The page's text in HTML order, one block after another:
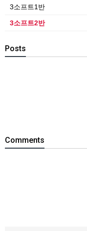
3소프트1반
3소프트2반
Posts
Comments